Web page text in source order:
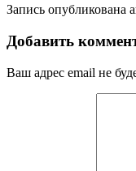
Запись опубликована
Добавить
Ваш адрес email не